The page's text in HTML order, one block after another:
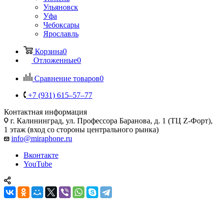
Ульяновск
Уфа
Чебоксары
Ярославль
Корзина0
Отложенные0
Сравнение товаров0
+7 (931) 615‒57‒77
Контактная информация
г. Калининград, ул. Профессора Баранова, д. 1 (ТЦ Z-Форт),
1 этаж (вход со стороны центрального рынка)
info@miraphone.ru
Вконтакте
YouTube